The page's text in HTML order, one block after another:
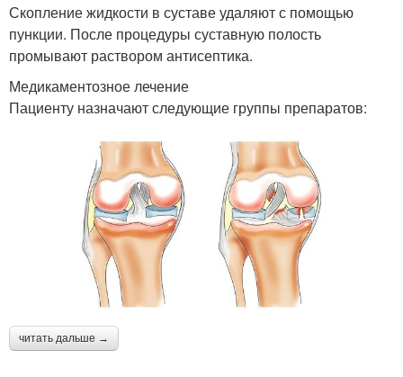
Скопление жидкости в суставе удаляют с помощью
пункции. После процедуры суставную полость
промывают раствором антисептика.
Медикаментозное лечение
Пациенту назначают следующие группы препаратов:
читать дальше →